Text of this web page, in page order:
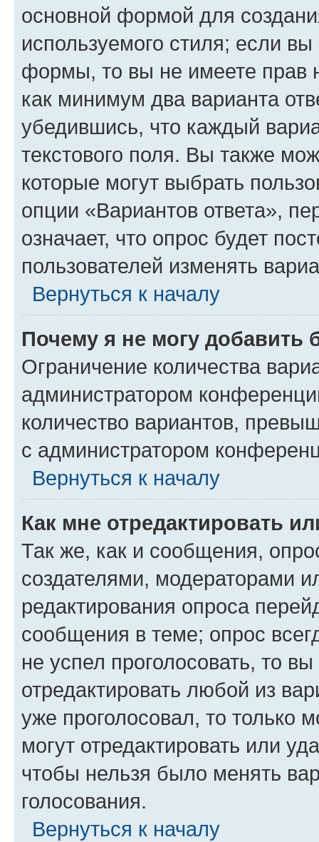
основной формой для
используемого стиля; если
формы, то вы не имеете прав
как минимум два варианта
убедившись, что каждый
текстового поля. Вы также
которые могут выбрать
опции «Вариантов ответа»,
означает, что опрос будет
пользователей изменять
Вернуться к началу
Почему я не могу добавить
Ограничение количества
администратором
количество вариантов,
с администратором
Вернуться к началу
Как мне отредактировать
Так же, как и сообщения,
создателями, модераторами
редактирования опроса
сообщения в теме; опрос
не успел проголосовать, то
отредактировать любой из
уже проголосовал, то только
могут отредактировать или
чтобы нельзя было менять
голосования.
Вернуться к началу